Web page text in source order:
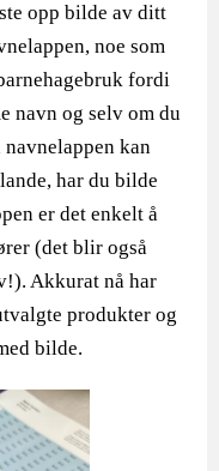
opp bilde av ditt
noe som
fordi
navn og selv om du
kan
har du bilde
er det enkelt å
(det blir også
Akkurat nå har
produkter og
bilde.